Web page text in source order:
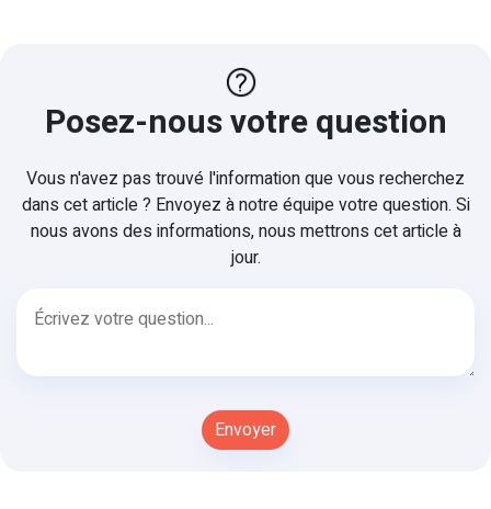
Posez-nous votre question
Vous n'avez pas trouvé l'information que vous recherchez
dans cet article ? Envoyez à notre équipe votre question. Si
nous avons des informations, nous mettrons cet article à
jour.